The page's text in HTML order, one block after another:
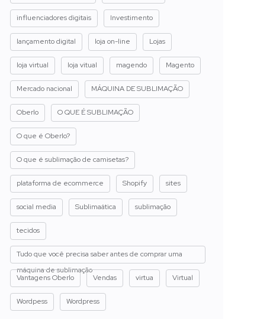
influenciadores digitais Investimento
lançamento digital loja on-line Lojas
loja virtual loja vitual magendo Magento
Mercado nacional MÁQUINA DE SUBLIMAÇÃO
Oberlo O QUE É SUBLIMAÇÃO
O que é Oberlo?
O que é sublimação de camisetas?
plataforma de ecommerce Shopify sites
social media Sublimaática sublimação
tecidos
Tudo que você precisa saber antes de comprar uma
máquina de sublimação
Vantagens Oberlo
Vendas virtua Virtual
Wordpess Wordpress